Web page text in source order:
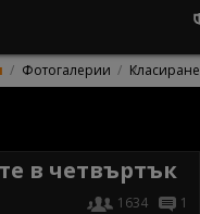
Фотогалерии Класиране
в четвъртък
1634 1